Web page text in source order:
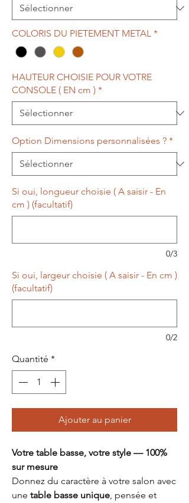
COLORIS DU PIETEMENT METAL *
HAUTEUR CHOISIE POUR VOTRE
CONSOLE ( EN cm ) *
Option Dimensions personnalisées ? *
Si oui, longueur choisie ( A saisir - En
cm ) (facultatif)
0/3
Si oui, largeur choisie ( A saisir - En cm )
(facultatif)
0/2
Quantité *
Ajouter au panier
Votre table basse, votre style — 100%
sur mesure
Donnez du caractère à votre salon avec
une table basse unique, pensée et